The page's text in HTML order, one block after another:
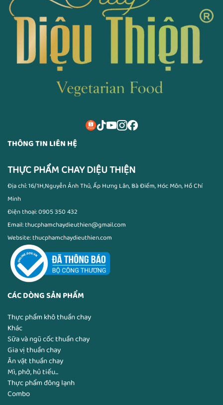
THÔNG TIN LIÊN HỆ
THỰC PHẨM CHAY DIỆU THIỆN
Địa chỉ: 16/1H,Nguyễn Ảnh Thủ, Ấp Hưng Lân, Bà Điểm, Hóc Môn, Hồ Chí
Minh
Điện thoại: 0905 350 432
Email: thucphamchaydieuthien@gmail.com
Website: thucphamchaydieuthien.com
CÁC DÒNG SẢN PHẨM
Thực phẩm khô thuần chay
Khác
Sữa và ngũ cốc thuần chay
Gia vị thuần chay
Ăn vặt thuần chay
Mì, phở, hủ tiếu...
Thực phẩm đông lạnh
Combo